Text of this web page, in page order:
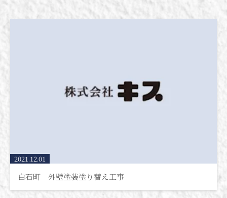
2021.12.01
白石町 外壁塗装塗り替え工事